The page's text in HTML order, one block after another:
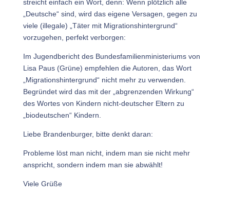
streicht einfach ein Wort, denn: Wenn plötzlich alle
„Deutsche“ sind, wird das eigene Versagen, gegen zu
viele (illegale) „Täter mit Migrationshintergrund“
vorzugehen, perfekt verborgen:
Im Jugendbericht des Bundesfamilienministeriums von
Lisa Paus (Grüne) empfehlen die Autoren, das Wort
„Migrationshintergrund“ nicht mehr zu verwenden.
Begründet wird das mit der „abgrenzenden Wirkung“
des Wortes von Kindern nicht-deutscher Eltern zu
„biodeutschen“ Kindern.
Liebe Brandenburger, bitte denkt daran:
Probleme löst man nicht, indem man sie nicht mehr
anspricht, sondern indem man sie abwählt!
Viele Grüße